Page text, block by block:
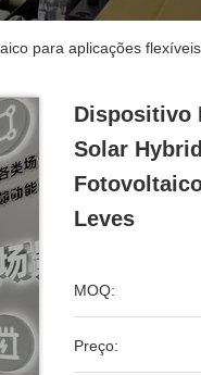
para aplicações
Dispositivo
Solar
Leves
MOQ:
Preço: